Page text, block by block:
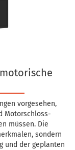
vorgesehen,
Motorschloss-
müssen. Die
sondern
und der geplanten